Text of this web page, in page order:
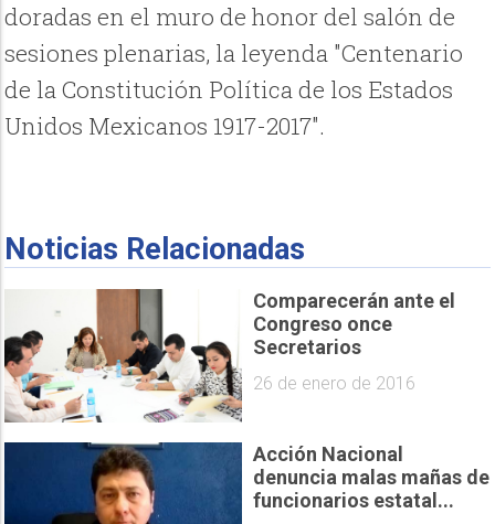
doradas en el muro de honor del salón de
sesiones plenarias, la leyenda "Centenario
de la Constitución Política de los Estados
Unidos Mexicanos 1917-2017".
Noticias Relacionadas
Comparecerán ante el
Congreso once
Secretarios
26 de enero de 2016
Acción Nacional
denuncia malas mañas de
funcionarios estatal...